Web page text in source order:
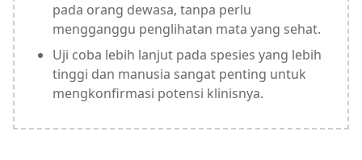
pada orang dewasa, tanpa perlu
mengganggu penglihatan mata yang sehat.
Uji coba lebih lanjut pada spesies yang lebih
tinggi dan manusia sangat penting untuk
mengkonfirmasi potensi klinisnya.